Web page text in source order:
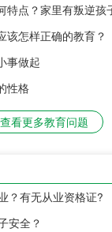
特点？家里有叛逆孩
该怎样正确的教育？
事做起
性格
查看更多教育问题
安全？
方法
变孩子不良行为习
解孩子在校情况?
时间？
料？
？有无从业资格证?
安全？